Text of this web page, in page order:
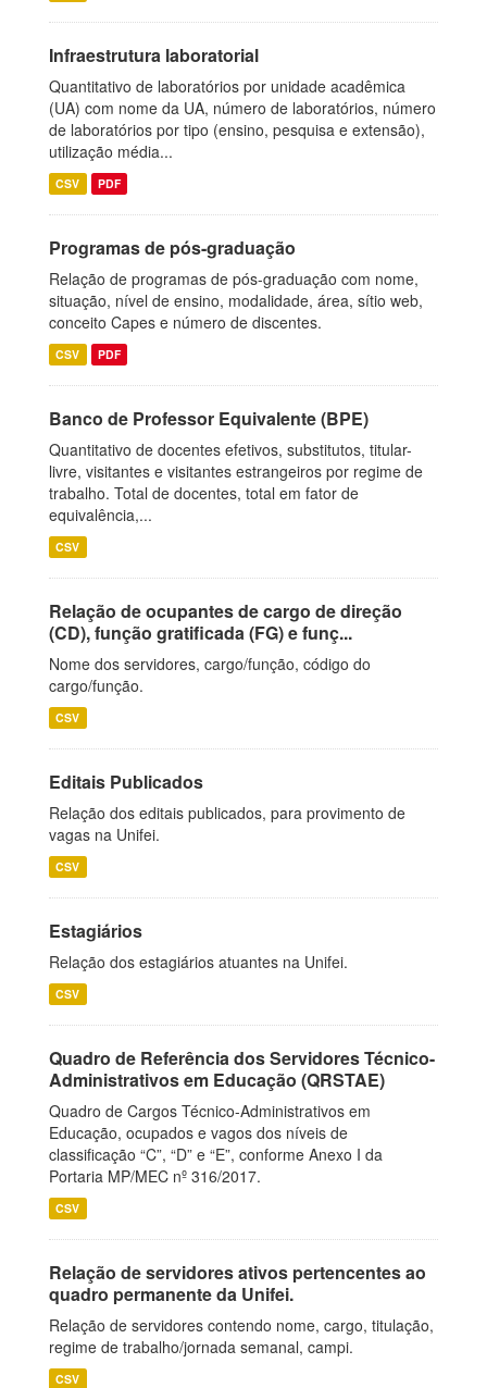
Infraestrutura laboratorial
Quantitativo de laboratórios por unidade acadêmica
(UA) com nome da UA, número de laboratórios, número
de laboratórios por tipo (ensino, pesquisa e extensão),
utilização média...
CSV PDF
Programas de pós-graduação
Relação de programas de pós-graduação com nome,
situação, nível de ensino, modalidade, área, sítio web,
conceito Capes e número de discentes.
CSV PDF
Banco de Professor Equivalente (BPE)
Quantitativo de docentes efetivos, substitutos, titular-
livre, visitantes e visitantes estrangeiros por regime de
trabalho. Total de docentes, total em fator de
equivalência,...
CSV
Relação de ocupantes de cargo de direção
(CD), função gratificada (FG) e funç...
Nome dos servidores, cargo/função, código do
cargo/função.
CSV
Editais Publicados
Relação dos editais publicados, para provimento de
vagas na Unifei.
CSV
Estagiários
Relação dos estagiários atuantes na Unifei.
CSV
Quadro de Referência dos Servidores Técnico-
Administrativos em Educação (QRSTAE)
Quadro de Cargos Técnico-Administrativos em
Educação, ocupados e vagos dos níveis de
classificação “C”, “D” e “E”, conforme Anexo I da
Portaria MP/MEC nº 316/2017.
CSV
Relação de servidores ativos pertencentes ao
quadro permanente da Unifei.
Relação de servidores contendo nome, cargo, titulação,
regime de trabalho/jornada semanal, campi.
CSV